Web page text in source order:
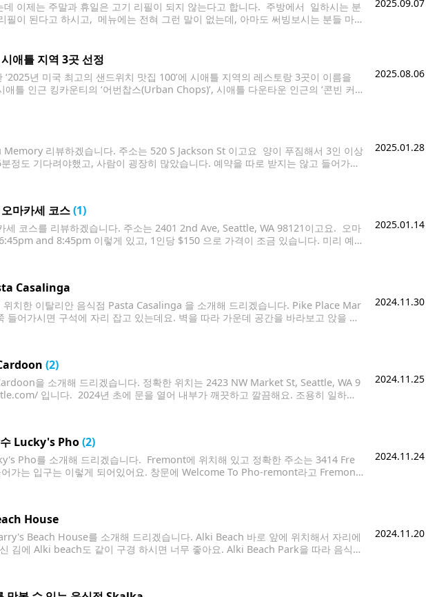
이제는 주말과 휴일은 고기 리필이 되지 않는다고 합니다. 주방에서 일하시는 분
필이 된다고 하시고, 메뉴에는 전혀 그런 말이 없는데, 아마도 써빙보시는 분들 마
2025.09.07
애틀 지역 3곳 선정
‘2025년 미국 최고의 샌드위치 맛집 100’에 시애틀 지역의 레스토랑 3곳이 이름을
틀 인근 킹카운티의 ‘어번찹스(Urban Chops)’, 시애틀 다운타운 인근의 ‘콘빈 커
2025.08.06
리뷰하겠습니다. 주소는 520 S Jackson St 이고요 양이 푸짐해서 3인 이상
정도 기다려야했고, 사람이 굉장히 많았습니다. 예약을 따로 받지는 않고 들어가서
2025.01.28
마카세 코스(1)
코스를 리뷰하겠습니다. 주소는 2401 2nd Ave, Seattle, WA 98121이고요. 오마
and 8:45pm 이렇게 있고, 1인당 $150 으로 가격이 조금 있습니다. 미리 예
2025.01.14
Casalinga
치한 이탈리안 음식점 Pasta Casalinga 을 소개해 드리겠습니다. Pike Place Mar
어가시면 구석에 자리 잡고 있는데요. 벽을 따라 가운데 공간을 바라보고 앉을 수
2024.11.30
(2)
을 소개해 드리겠습니다. 정확한 위치는 2423 NW Market St, Seattle, WA 9
입니다. 2024년 초에 문을 열어 내부가 깨끗하고 깔끔해요. 조용히 일하기
2024.11.25
수 Lucky's Pho(2)
Pho를 소개해 드리겠습니다. Fremont에 위치해 있고 정확한 주소는 3414 Fre
가는 입구는 이렇게 되어있어요. 창문에 Welcome To Pho-remont라고 Fremont
2024.11.24
House
Beach House를 소개해 드리겠습니다. Alki Beach 바로 앞에 위치해서 자리에
김에 Alki beach도 같이 구경 하시면 너무 좋아요. Alki Beach Park을 따라 음식점
2024.11.20